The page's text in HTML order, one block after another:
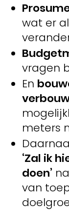
wat er
vragen
En
meters
‘Zal ik
doen’
van